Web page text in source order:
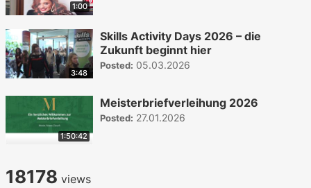
1:00
3:48
Skills Activity Days 2026 – die
Zukunft beginnt hier
Posted: 05.03.2026
1:50:42
Meisterbriefverleihung 2026
Posted: 27.01.2026
18178 views